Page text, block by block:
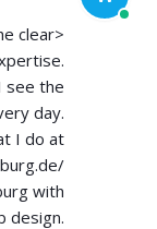
clear
see the
day.
I do at
with
design.